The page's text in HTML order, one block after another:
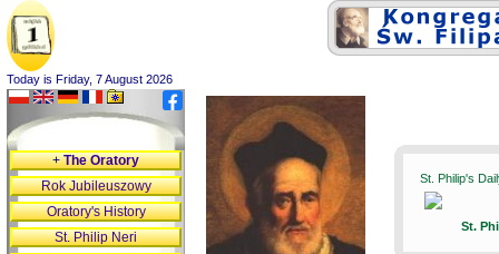
Today is Friday, 7 August 2026
St. Philip's
St.
+The Oratory
Rok Jubileuszowy
Oratory's History
St. Philip Neri